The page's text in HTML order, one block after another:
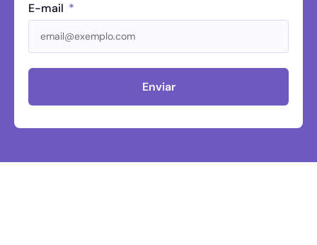
E-mail
Enviar